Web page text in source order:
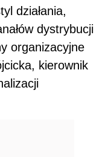
działania,
dystrybucji
organizacyjne
kierownik